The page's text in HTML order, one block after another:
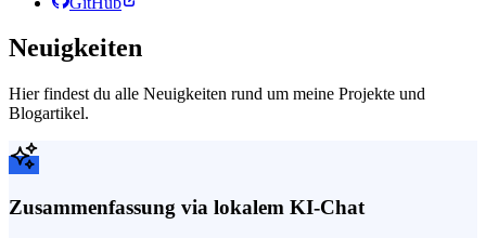
Neuigkeiten
Hier findest du alle Neuigkeiten rund um meine Projekte und
Blogartikel.
Zusammenfassung via lokalem KI-Chat